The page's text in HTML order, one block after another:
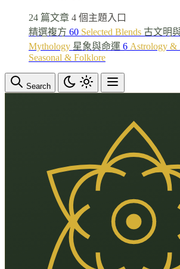
24 篇文章 4 個主題入口
精選複方 60 Selected Blends 古文明
Mythology 星象與命運 6 Astrology &
Seasonal & Folklore
Search